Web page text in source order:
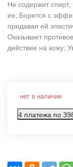
Не содержит спирт;
ее; Борется с
придавая ей
Оказывает
действие на кожу;
нет в наличии
4 платежа по